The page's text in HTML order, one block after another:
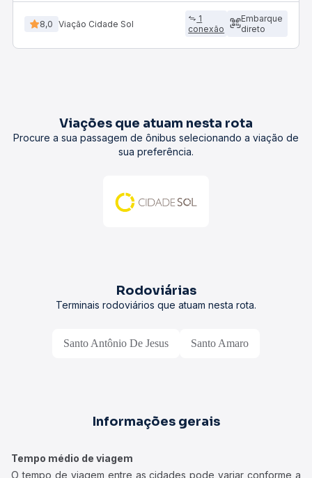
8,0 Viação Cidade Sol
1
conexão
Embarque
direto
Viações que atuam nesta rota
Procure a sua passagem de ônibus selecionando a viação de
sua preferência.
Rodoviárias
Terminais rodoviários que atuam nesta rota.
Santo Antônio De Jesus Santo Amaro
Informações gerais
Tempo médio de viagem
O tempo de viagem entre as cidades pode variar conforme a